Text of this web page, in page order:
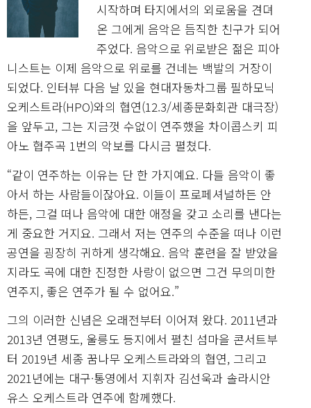
시작하며 타지에서의 외로움을 견뎌
온 그에게 음악은 듬직한 친구가 되어
주었다. 음악으로 위로받은 젊은 피아
니스트는 이제 음악으로 위로를 건네는 백발의 거장이
되었다. 인터뷰 다음 날 있을 현대자동차그룹 필하모닉
오케스트라(HPO)와의 협연(12.3/세종문화회관 대극장)
을 앞두고, 그는 지금껏 수없이 연주했을 차이콥스키 피
아노 협주곡 1번의 악보를 다시금 펼쳤다.
“같이 연주하는 이유는 단 한 가지예요. 다들 음악이 좋
아서 하는 사람들이잖아요. 이들이 프로페셔널하든 안
하든, 그걸 떠나 음악에 대한 애정을 갖고 소리를 낸다는
게 중요한 거지요. 그래서 저는 연주의 수준을 떠나 이런
공연을 굉장히 귀하게 생각해요. 음악 훈련을 잘 받았을
지라도 곡에 대한 진정한 사랑이 없으면 그건 무의미한
연주지, 좋은 연주가 될 수 없어요.”
그의 이러한 신념은 오래전부터 이어져 왔다. 2011년과
2013년 연평도, 울릉도 등지에서 펼친 섬마을 콘서트부
터 2019년 세종 꿈나무 오케스트라와의 협연, 그리고
2021년에는 대구·통영에서 지휘자 김선욱과 솔라시안
유스 오케스트라 연주에 함께했다.